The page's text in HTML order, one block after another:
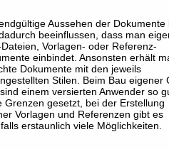
Aussehen der Dokumente
beeinflussen, dass man
Dateien, Vorlagen- oder Referenz-
einbindet. Ansonsten erhält
Dokumente mit den jeweils
Stilen. Beim Bau eigener
einem versierten Anwender so
Grenzen gesetzt, bei der Erstellung
Vorlagen und Referenzen gibt es
erstaunlich viele Möglichkeiten.